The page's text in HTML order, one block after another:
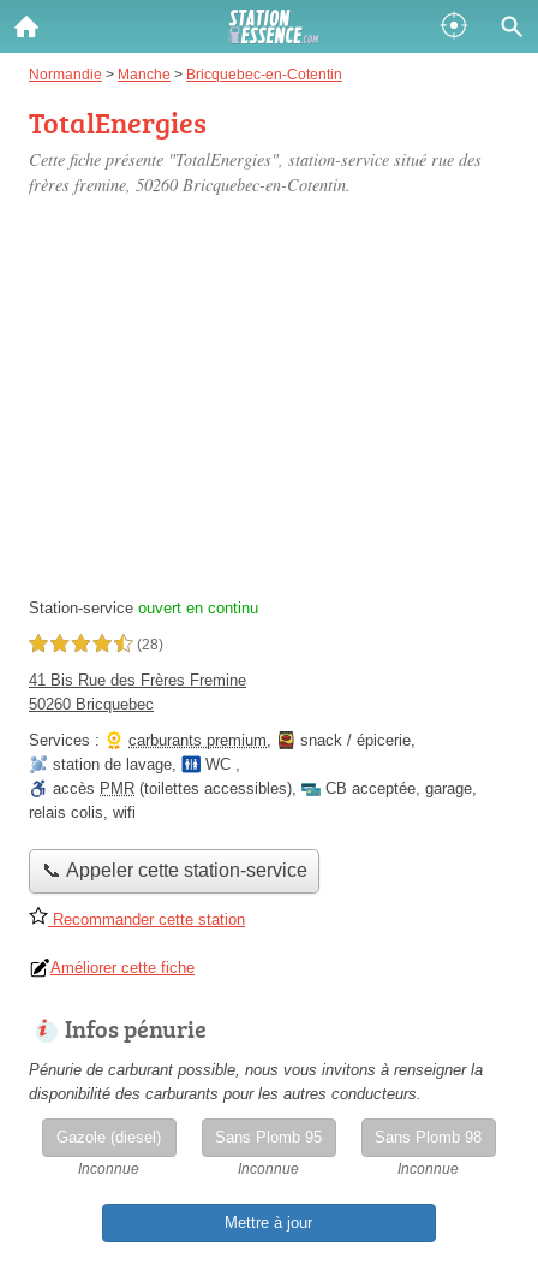
Normandie > Manche > Bricquebec-en-Cotentin
TotalEnergies
Cette fiche présente "TotalEnergies", station-service situé rue des
frères fremine, 50260 Bricquebec-en-Cotentin.
Station-service ouvert en continu
4,5 étoiles sur 5 (28)
41 Bis Rue des Frères Fremine
50260 Bricquebec
Services :
carburants premium, snack / épicerie,
station de lavage, WC ,
accès PMR (toilettes accessibles), CB acceptée, garage,
relais colis, wifi
📞 Appeler cette station-service
Recommander cette station
Améliorer cette fiche
Infos pénurie
Pénurie de carburant possible, nous vous invitons à renseigner la
disponibilité des carburants pour les autres conducteurs.
Gazole (diesel)
Inconnue
Sans Plomb 95
Inconnue
Sans Plomb 98
Inconnue
Mettre à jour
Gazole :
Disponible
SP 98 :